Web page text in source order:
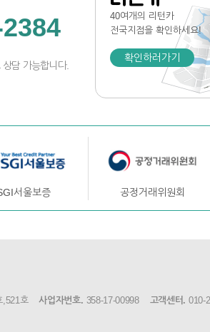
담 가능합니다.
40여개의 리턴카
전국지점을 확인하세요!
확인하러가기
서울보증 공정거래위원회
,521호 사업자번호. 358-17-00998 고객센터. 010-